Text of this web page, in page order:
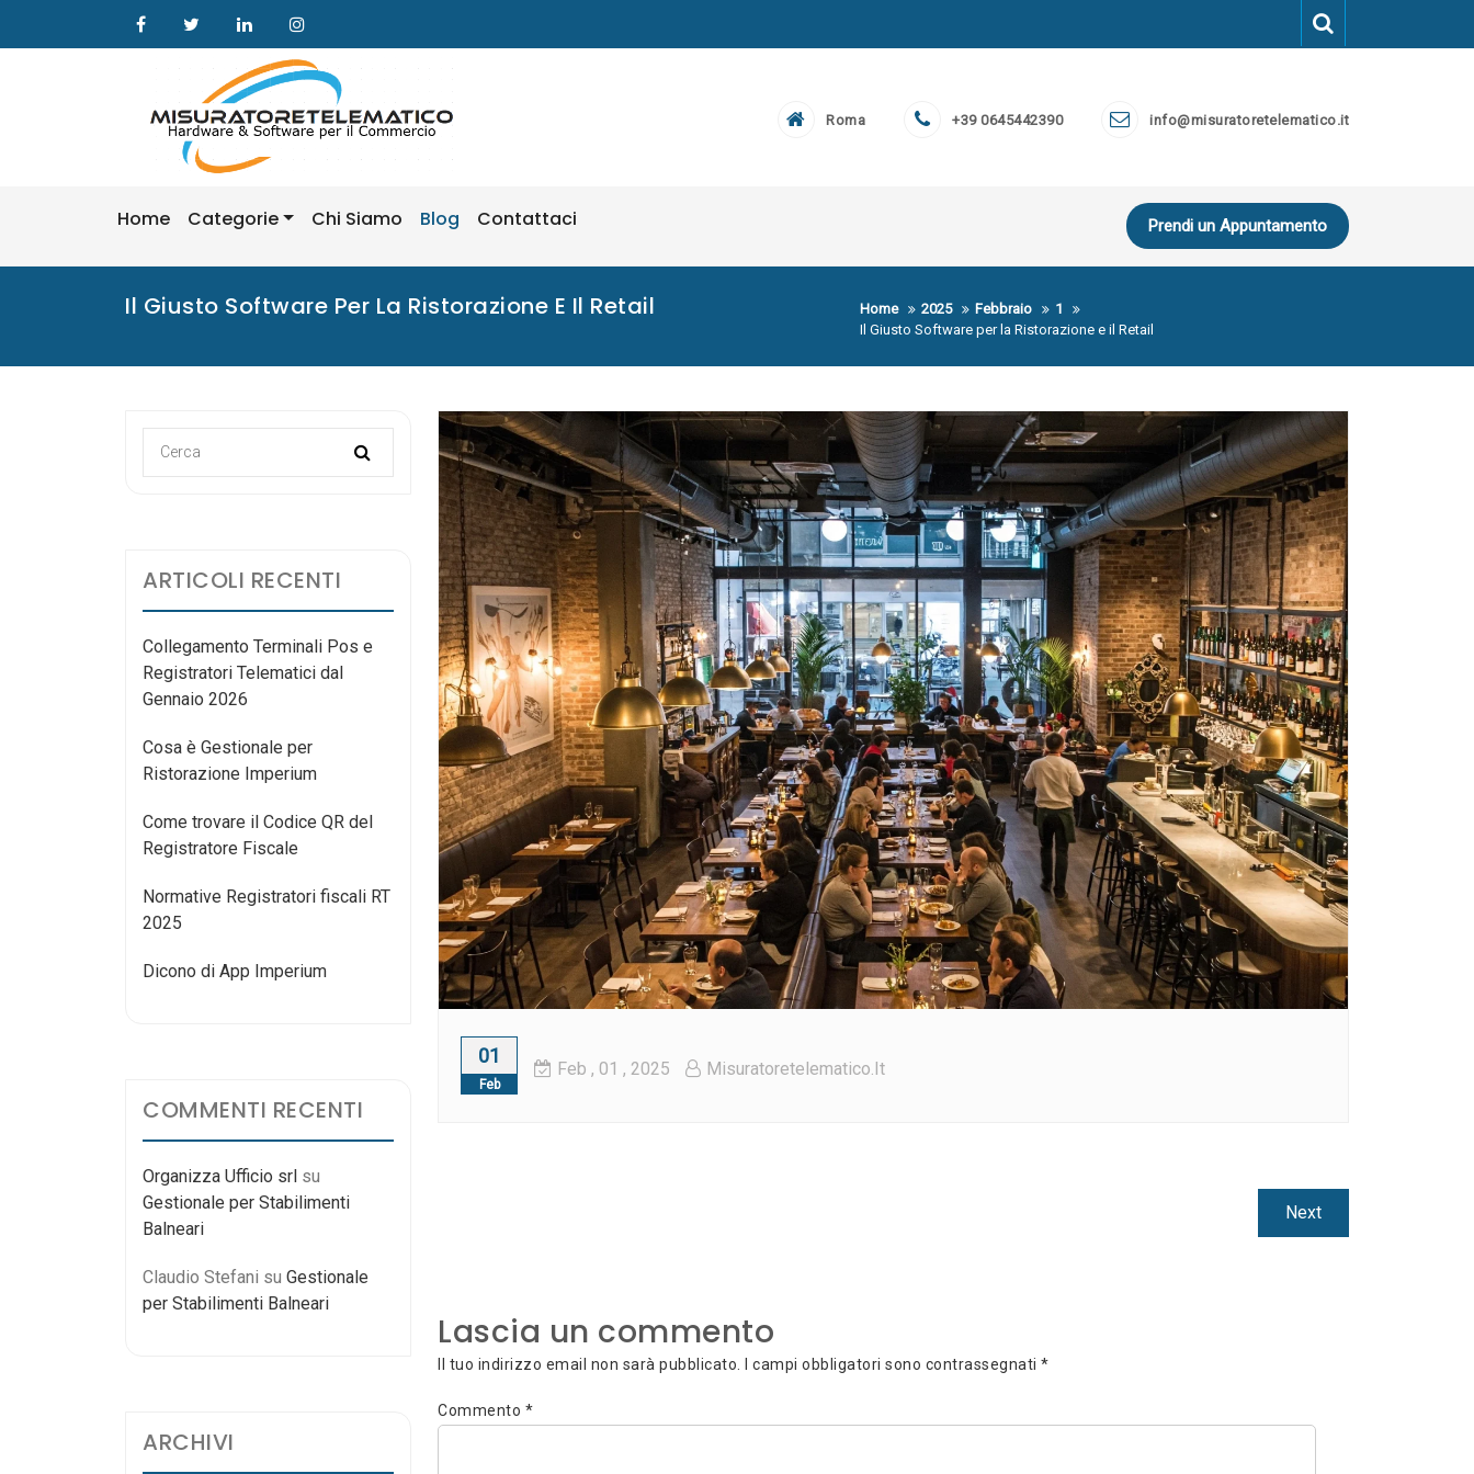
Roma +39 0645442390 info@misuratoretelematico.it
Home Categorie Chi Siamo Blog Contattaci Prendi un Appuntamento
Il Giusto Software Per La Ristorazione E Il Retail Home 2025 Febbraio
1
Il Giusto Software per la Ristorazione e il Retail
01
Feb
Feb , 01 , 2025 Misuratoretelematico.it
NextNext
post:
Lascia un commento
Il tuo indirizzo email non sarà pubblicato. I campi obbligatori sono contrassegnati *
Commento *
ARTICOLI RECENTI
Collegamento Terminali Pos e
Registratori Telematici dal
Gennaio 2026
Cosa è Gestionale per
Ristorazione Imperium
Come trovare il Codice QR del
Registratore Fiscale
Normative Registratori fiscali RT
2025
Dicono di App Imperium
COMMENTI RECENTI
Organizza Ufficio srl su
Gestionale per Stabilimenti
Balneari
Claudio Stefani su Gestionale
per Stabilimenti Balneari
ARCHIVI